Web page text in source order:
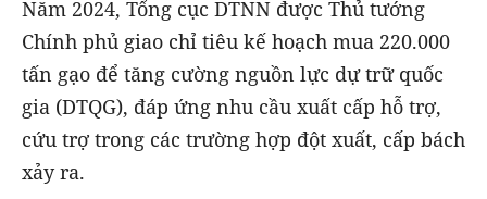
Năm 2024, Tổng cục DTNN được Thủ tướng
Chính phủ giao chỉ tiêu kế hoạch mua 220.000
tấn gạo để tăng cường nguồn lực dự trữ quốc
gia (DTQG), đáp ứng nhu cầu xuất cấp hỗ trợ,
cứu trợ trong các trường hợp đột xuất, cấp bách
xảy ra.